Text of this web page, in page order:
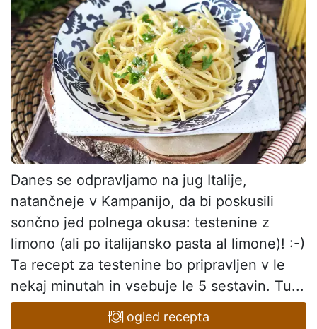
Danes se odpravljamo na jug Italije,
natančneje v Kampanijo, da bi poskusili
sončno jed polnega okusa: testenine z
limono (ali po italijansko pasta al limone)! :-)
Ta recept za testenine bo pripravljen v le
nekaj minutah in vsebuje le 5 sestavin. Tu...
ogled recepta